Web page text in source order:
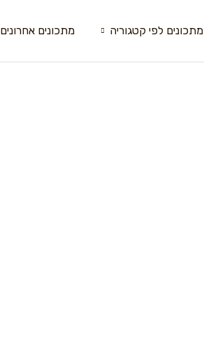
מתכונים לפי קטגוריה מתכונים אחרונים